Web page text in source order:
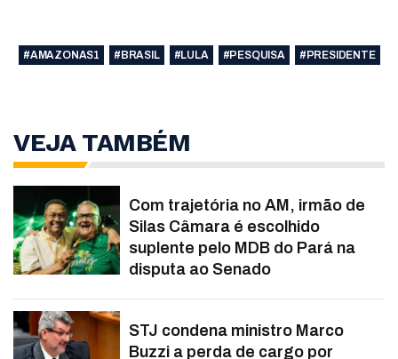
#AMAZONAS1 #BRASIL #LULA #PESQUISA #PRESIDENTE
VEJA TAMBÉM
Com trajetória no AM, irmão de
Silas Câmara é escolhido
suplente pelo MDB do Pará na
disputa ao Senado
STJ condena ministro Marco
Buzzi a perda de cargo por